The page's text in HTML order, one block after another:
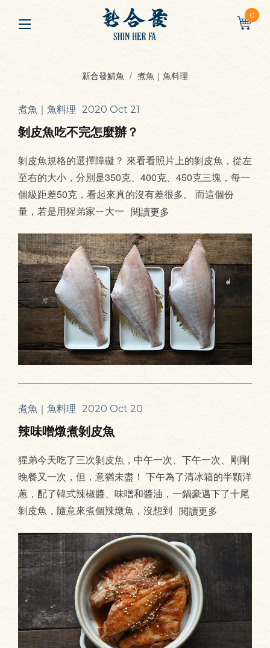
0
新合發鯖魚 煮魚｜魚料理
煮魚｜魚料理 2020 Oct 21
剝皮魚吃不完怎麼辦？
剝皮魚規格的選擇障礙？ 來看看照片上的剝皮魚，從左
至右的大小，分別是350克、400克、450克三塊，每一
個級距差50克，看起來真的沒有差很多。 而這個份
量，若是用猩弟家ㄧ大一 閱讀更多
煮魚｜魚料理 2020 Oct 20
辣味噌燉煮剝皮魚
猩弟今天吃了三次剝皮魚，中午一次、下午一次、剛剛
晚餐又一次，但，意猶未盡！ 下午為了清冰箱的半顆洋
蔥，配了韓式辣椒醬、味噌和醬油，一鍋豪邁下了十尾
剝皮魚，隨意來煮個辣燉魚，沒想到 閱讀更多